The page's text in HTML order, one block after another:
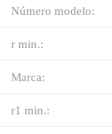
Número modelo:
r min.:
Marca:
r1 min.: